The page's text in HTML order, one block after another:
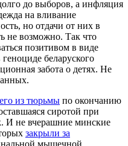
до выборов, а инфляция
на вливание
но отдачи от них в
не возможно. Так что
позитивом в виде
беларуского
забота о детях. Не
из тюрьмы по окончанию
сиротой при
И не вчерашние минские
закрыли за